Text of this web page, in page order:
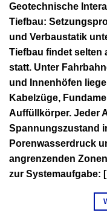
Geotechnische
Tiefbau:
und Verbaustatik
Tiefbau findet selten
statt. Unter
und Innenhöfen
Kabelzüge,
Auffüllkörper. Jeder
Spannungszustand
Porenwasserdruck
angrenzenden
zur Systemaufgabe: